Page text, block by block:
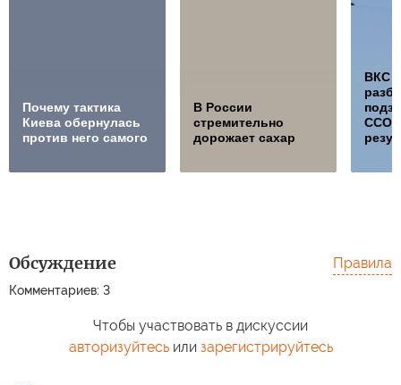
Почему тактика
Киева обернулась
против него самого
В России
стремительно
дорожает сахар
ВКС
ССО,
Обсуждение
Комментариев: 3
Правила
Чтобы участвовать в дискуссии
авторизуйтесьили зарегистрируйтесь